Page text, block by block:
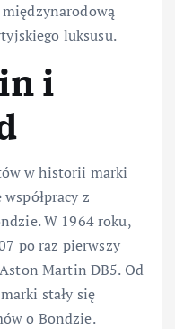
luksusu.
i
w historii marki
z
W 1964 roku,
po raz pierwszy
Martin DB5. Od
stały się
o Bondzie.